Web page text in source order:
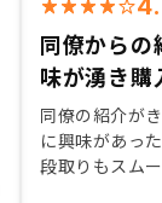
同僚からの
味が湧き購
同僚の紹介が
に興味があっ
段取りもスム